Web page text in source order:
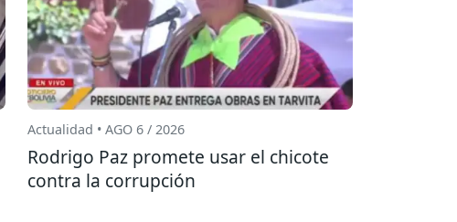
Actualidad • AGO 6 / 2026
Rodrigo Paz promete usar el chicote
contra la corrupción